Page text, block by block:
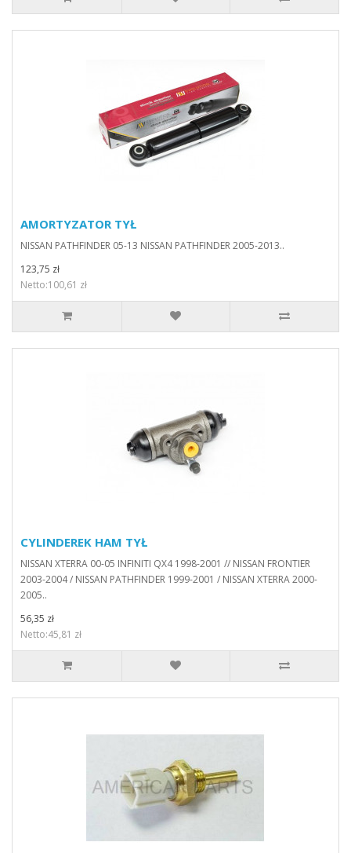
AMORTYZATOR TYŁ
NISSAN PATHFINDER 05-13 NISSAN PATHFINDER 2005-2013..
123,75 zł
Netto:100,61 zł
CYLINDEREK HAM TYŁ
NISSAN XTERRA 00-05 INFINITI QX4 1998-2001 // NISSAN FRONTIER
2003-2004 / NISSAN PATHFINDER 1999-2001 / NISSAN XTERRA 2000-
2005..
56,35 zł
Netto:45,81 zł